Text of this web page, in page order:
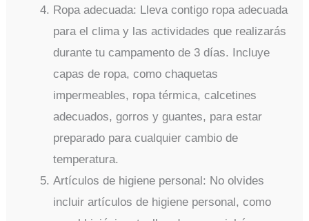
Ropa adecuada: Lleva contigo ropa adecuada
para el clima y las actividades que realizarás
durante tu campamento de 3 días. Incluye
capas de ropa, como chaquetas
impermeables, ropa térmica, calcetines
adecuados, gorros y guantes, para estar
preparado para cualquier cambio de
temperatura.
Artículos de higiene personal: No olvides
incluir artículos de higiene personal, como